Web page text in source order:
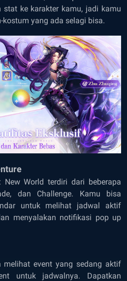
ke karakter kamu, jadi kamu
yang ada selagi bisa.
World terdiri dari beberapa
dan Challenge. Kamu bisa
untuk melihat jadwal aktif
menyalakan notifikasi pop up
event yang sedang aktif
untuk jadwalnya. Dapatkan